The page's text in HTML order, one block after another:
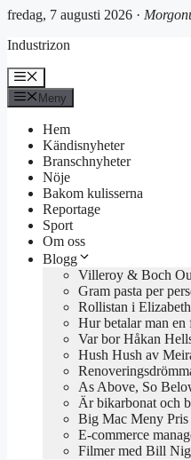
fredag, 7 augusti 2026 ·
till
Industrizon
Meny
Meny
Hem
Kändisnyheter
Branschnyheter
Nöje
Bakom kulisserna
Reportage
Sport
Om oss
Blogg
Villeroy & Boch
Gram pasta per
Rollistan i
Hur betalar man
Var bor Håkan
Hush Hush av
As Above, So
Är bikarbonat och
Big Mac Meny Pris
E-commerce
Filmer med Bill